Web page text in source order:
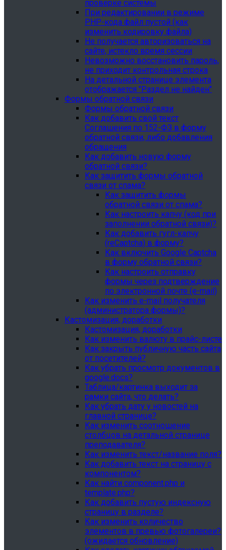
проверке системы
При редактировании в режиме
PHP-кода файл пустой (как
изменить кодировку файла)
Не получается авторизоваться на
сайте, истекло время сессии
Невозможно восстановить пароль,
не приходит контрольная строка
На детальной странице элемента
отображается "Раздел не найден"
Формы обратной связи
Формы обратной связи
Как добавить свой текст
Соглашения по 152-ФЗ в форму
обратной связи, либо добавления
обращения
Как добавить новую форму
обратной связи?
Как защитить формы обратной
связи от спама?
Как защитить формы
обратной связи от спама?
Как настроить капчу (код при
заполнении обратной связи)?
Как добавить гугл-капчу
(reCaptcha) в форму?
Как включить Google Captcha
в форму обратной связи?
Как настроить отправку
формы через подтверждение
по электронной почте (e-mail)
Как изменить e-mail получателя
(администратора формы)?
Кастомизация, доработки
Кастомизация, доработки
Как изменить валюту в прайс-листе
Как закрыть публичную часть сайта
от посетителей?
Как убрать просмотр документов в
google.docs?
Таблица/картинка выходит за
рамки сайта, что делать?
Как убрать дату у новостей на
главной странице?
Как изменить соотношение
столбцов на детальной странице
преподавателя?
Как изменить текст/название поля?
Как добавить текст на страницу с
компонентом?
Как найти component.php и
template.php?
Как добавить пустую индексную
страницу в разделе?
Как изменить количество
элементов в превью фотогалереи?
(ожидается обновление)